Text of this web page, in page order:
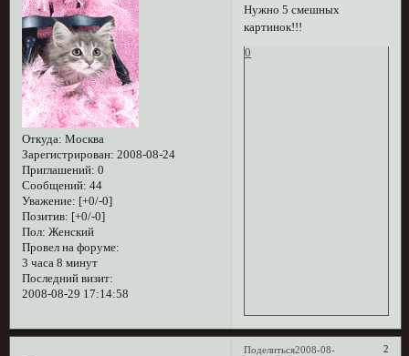
Откуда: Москва
Зарегистрирован: 2008-08-24
Приглашений: 0
Сообщений: 44
Уважение: [+0/-0]
Позитив: [+0/-0]
Пол: Женский
Провел на форуме:
3 часа 8 минут
Последний визит:
2008-08-29 17:14:58
Нужно 5 смешных
картинок!!!
0
Поделиться 2
2008-08-